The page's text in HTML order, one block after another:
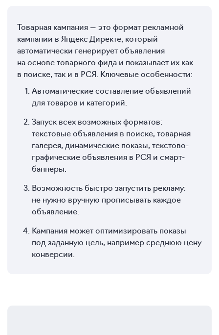
Товарная кампания — это формат рекламной
кампании в Яндекс Директе, который
автоматически генерирует объявления
на основе товарного фида и показывает их как
в поиске, так и в РСЯ. Ключевые особенности:
Автоматические составление объявлений
для товаров и категорий.
Запуск всех возможных форматов:
текстовые объявления в поиске, товарная
галерея, динамические показы, текстово-
графические объявления в РСЯ и смарт-
баннеры.
Возможность быстро запустить рекламу:
не нужно вручную прописывать каждое
объявление.
Кампания может оптимизировать показы
под заданную цель, например среднюю цену
конверсии.